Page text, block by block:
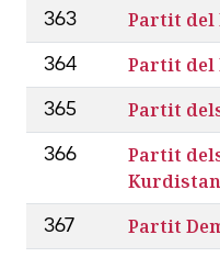
363 Partit del
364 Partit del
365 Partit
366
Partit
Kurdistan
367 Partit